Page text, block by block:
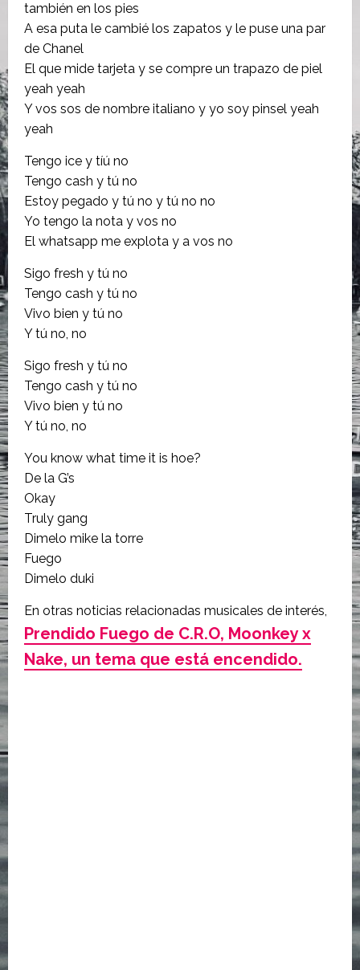
también en los pies
A esa puta le cambié los zapatos y le puse una par
de Chanel
El que mide tarjeta y se compre un trapazo de piel
yeah yeah
Y vos sos de nombre italiano y yo soy pinsel yeah
yeah
Tengo ice y tíú no
Tengo cash y tú no
Estoy pegado y tú no y tú no no
Yo tengo la nota y vos no
El whatsapp me explota y a vos no
Sigo fresh y tú no
Tengo cash y tú no
Vivo bien y tú no
Y tú no, no
Sigo fresh y tú no
Tengo cash y tú no
Vivo bien y tú no
Y tú no, no
You know what time it is hoe?
De la G’s
Okay
Truly gang
Dimelo mike la torre
Fuego
Dimelo duki
En otras noticias relacionadas musicales de interés,
Prendido Fuego de C.R.O, Moonkey x
Nake, un tema que está encendido.